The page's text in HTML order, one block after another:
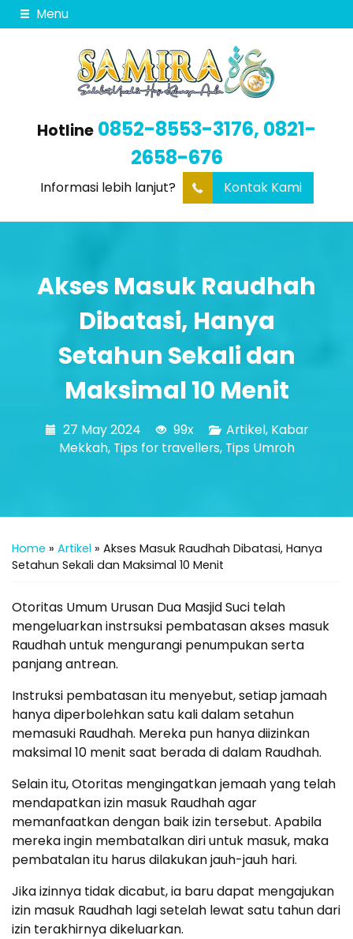
Menu
Hotline 0852-8553-3176, 0821-
2658-676
Informasi lebih lanjut? Kontak Kami
Akses Masuk Raudhah
Dibatasi, Hanya
Setahun Sekali dan
Maksimal 10 Menit
27 May 2024 99x Artikel, Kabar
Mekkah, Tips for travellers, Tips Umroh
Home » Artikel » Akses Masuk Raudhah Dibatasi, Hanya
Setahun Sekali dan Maksimal 10 Menit
Otoritas Umum Urusan Dua Masjid Suci telah
mengeluarkan instrsuksi pembatasan akses masuk
Raudhah untuk mengurangi penumpukan serta
panjang antrean.
Instruksi pembatasan itu menyebut, setiap jamaah
hanya diperbolehkan satu kali dalam setahun
memasuki Raudhah. Mereka pun hanya diizinkan
maksimal 10 menit saat berada di dalam Raudhah.
Selain itu, Otoritas mengingatkan jemaah yang telah
mendapatkan izin masuk Raudhah agar
memanfaatkan dengan baik izin tersebut. Apabila
mereka ingin membatalkan diri untuk masuk, maka
pembatalan itu harus dilakukan jauh-jauh hari.
Jika izinnya tidak dicabut, ia baru dapat mengajukan
izin masuk Raudhah lagi setelah lewat satu tahun dari
izin terakhirnya dikeluarkan.